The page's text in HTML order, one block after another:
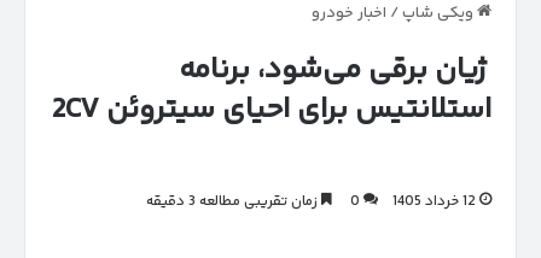
ویکی شاپ/ اخبار خودرو
ژیان برقی می‌شود، برنامه
استلانتیس برای احیای سیتروئن 2CV
12 خرداد 1405 0 زمان تقریبی مطالعه 3 دقیقه